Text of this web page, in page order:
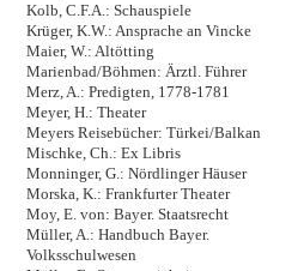
Kolb, C.F.A.: Schauspiele
Krüger, K.W.: Ansprache an Vincke
Maier, W.: Altötting
Marienbad/Böhmen: Ärztl. Führer
Merz, A.: Predigten, 1778-1781
Meyer, H.: Theater
Meyers Reisebücher: Türkei/Balkan
Mischke, Ch.: Ex Libris
Monninger, G.: Nördlinger Häuser
Morska, K.: Frankfurter Theater
Moy, E. von: Bayer. Staatsrecht
Müller, A.: Handbuch Bayer.
Volksschulwesen